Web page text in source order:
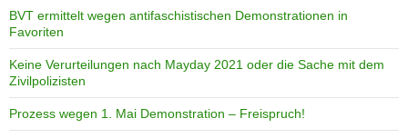
BVT ermittelt wegen antifaschistischen Demonstrationen in
Favoriten
Keine Verurteilungen nach Mayday 2021 oder die Sache mit dem
Zivilpolizisten
Prozess wegen 1. Mai Demonstration – Freispruch!